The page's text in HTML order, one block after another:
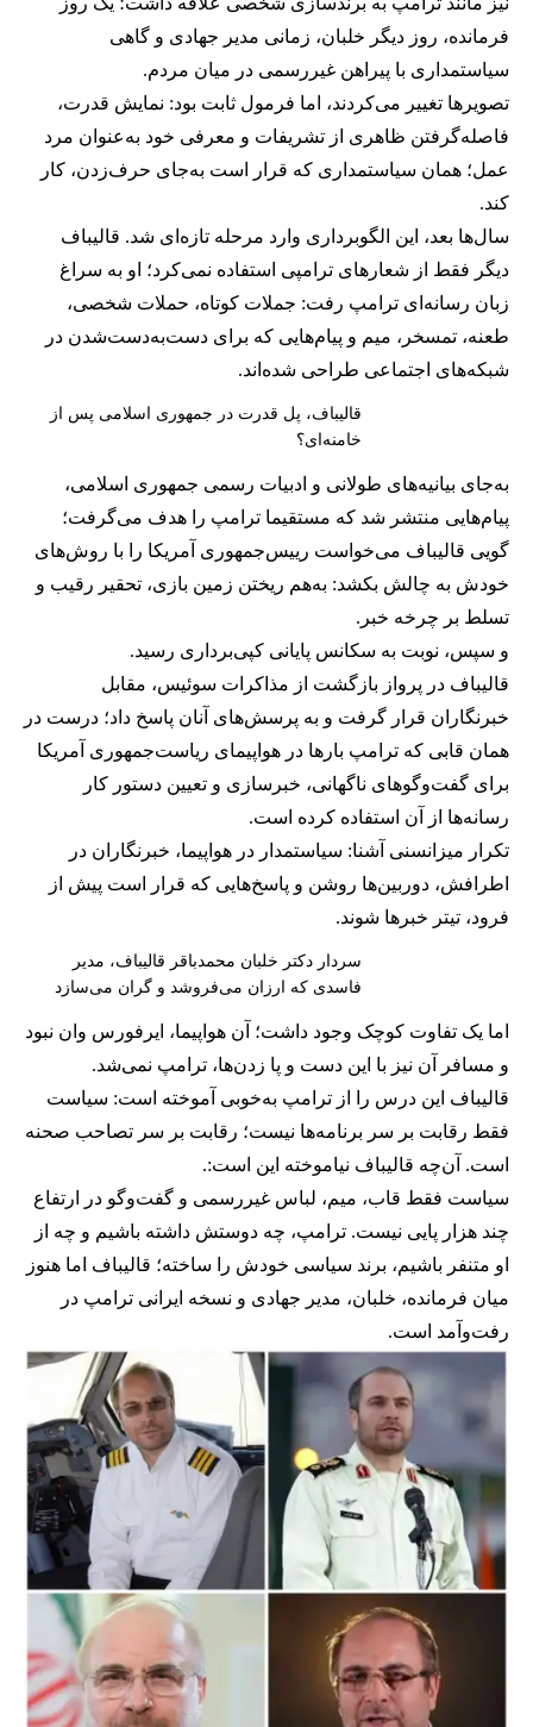
فرمانده، روز دیگر خلبان، زمانی مدیر جهادی و گاهی
سیاستمداری با پیراهن غیررسمی در میان مردم.
تصویرها تغییر می‌کردند، اما فرمول ثابت بود: نمایش قدرت،
فاصله‌گرفتن ظاهری از تشریفات و معرفی خود به‌عنوان مرد
عمل؛ همان سیاستمداری که قرار است به‌جای حرف‌زدن، کار
کند.
سال‌ها بعد، این الگوبرداری وارد مرحله تازه‌ای شد. قالیباف
دیگر فقط از شعارهای ترامپی استفاده نمی‌کرد؛ او به سراغ
زبان رسانه‌ای ترامپ رفت: جملات کوتاه، حملات شخصی،
طعنه، تمسخر، میم و پیام‌هایی که برای دست‌به‌دست‌شدن در
شبکه‌های اجتماعی طراحی شده‌اند.
قالیباف، پل قدرت در جمهوری اسلامی پس از
خامنه‌ای؟
به‌جای بیانیه‌های طولانی و ادبیات رسمی جمهوری اسلامی،
پیام‌هایی منتشر شد که مستقیما ترامپ را هدف می‌گرفت؛
گویی قالیباف می‌خواست رییس‌جمهوری آمریکا را با روش‌های
خودش به چالش بکشد: به‌هم ریختن زمین بازی، تحقیر رقیب و
تسلط بر چرخه خبر.
و سپس، نوبت به سکانس پایانی کپی‌برداری رسید.
قالیباف در پرواز بازگشت از مذاکرات سوئیس، مقابل
خبرنگاران قرار گرفت و به پرسش‌های آنان پاسخ داد؛ درست در
همان قابی که ترامپ بارها در هواپیمای ریاست‌جمهوری آمریکا
برای گفت‌وگوهای ناگهانی، خبرسازی و تعیین دستور کار
رسانه‌ها از آن استفاده کرده است.
تکرار میزانسنی آشنا: سیاستمدار در هواپیما، خبرنگاران در
اطرافش، دوربین‌ها روشن و پاسخ‌هایی که قرار است پیش از
فرود، تیتر خبرها شوند.
سردار دکتر خلبان محمدباقر قالیباف، مدیر
فاسدی که ارزان می‌فروشد و گران می‌سازد
اما یک تفاوت کوچک وجود داشت؛ آن هواپیما، ایرفورس وان نبود
و مسافر آن نیز با این دست و پا زدن‌ها، ترامپ نمی‌شد.
قالیباف این درس را از ترامپ به‌خوبی آموخته است: سیاست
فقط رقابت بر سر برنامه‌ها نیست؛ رقابت بر سر تصاحب صحنه
است. آن‌چه قالیباف نیاموخته این است:.
سیاست فقط قاب، میم، لباس غیررسمی و گفت‌وگو در ارتفاع
چند هزار پایی نیست. ترامپ، چه دوستش داشته باشیم و چه از
او متنفر باشیم، برند سیاسی خودش را ساخته؛ قالیباف اما هنوز
میان فرمانده، خلبان، مدیر جهادی و نسخه ایرانی ترامپ در
رفت‌وآمد است.